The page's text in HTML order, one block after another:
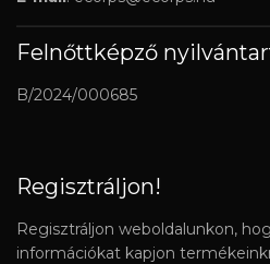
Felnőttképző
B/2024/000685
Regisztráljon!
Regisztráljon weboldalunkon,
információkat kapjon